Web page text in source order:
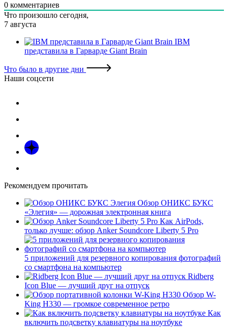
0 комментариев
Что произошло сегодня,
7 августа
IBM
представила в Гарварде Giant Brain
Что было в другие дни
Наши соцсети
Рекомендуем прочитать
Обзор ОНИКС БУКС
«Элегия» — дорожная электронная книга
Как AirPods,
только лучше: обзор Anker Soundcore Liberty 5 Pro
5 приложений для резервного копирования фотографий
со смартфона на компьютер
Ridberg
Icon Blue — лучший друг на отпуск
Обзор W-
King H330 — громкое современное ретро
Как
включить подсветку клавиатуры на ноутбуке